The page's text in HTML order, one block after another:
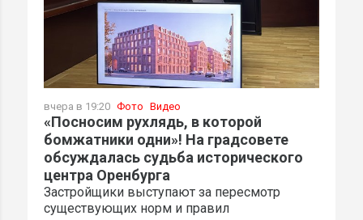
вчера в 19:20 Фото Видео
«Посносим рухлядь, в которой
бомжатники одни»! На градсовете
обсуждалась судьба исторического
центра Оренбурга
Застройщики выступают за пересмотр
существующих норм и правил